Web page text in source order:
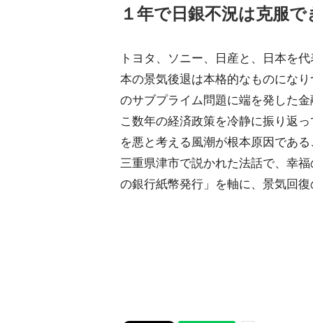
１年で日銀不況は克服
トヨタ、ソニー、日産と、日本を
本の景気後退は本格的なものにな
のサブプライム問題に端を発した
こ数年の経済政策を冷静に振り返
を悪と考える風潮が根本原因であ
三重県津市で説かれた法話で、幸
の銀行紙幣発行」を軸に、景気回